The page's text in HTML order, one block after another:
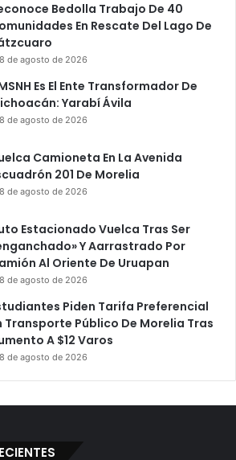
Bedolla Trabajo De 40
En Rescate Del Lago De
8 de agosto de 2026
Es El Ente Transformador De
Yarabí Ávila
8 de agosto de 2026
Camioneta En La Avenida
201 De Morelia
8 de agosto de 2026
Estacionado Vuelca Tras Ser
Y Aarrastrado Por
Al Oriente De Uruapan
8 de agosto de 2026
Piden Tarifa Preferencial
Transporte Público De Morelia Tras
A $12 Varos
8 de agosto de 2026